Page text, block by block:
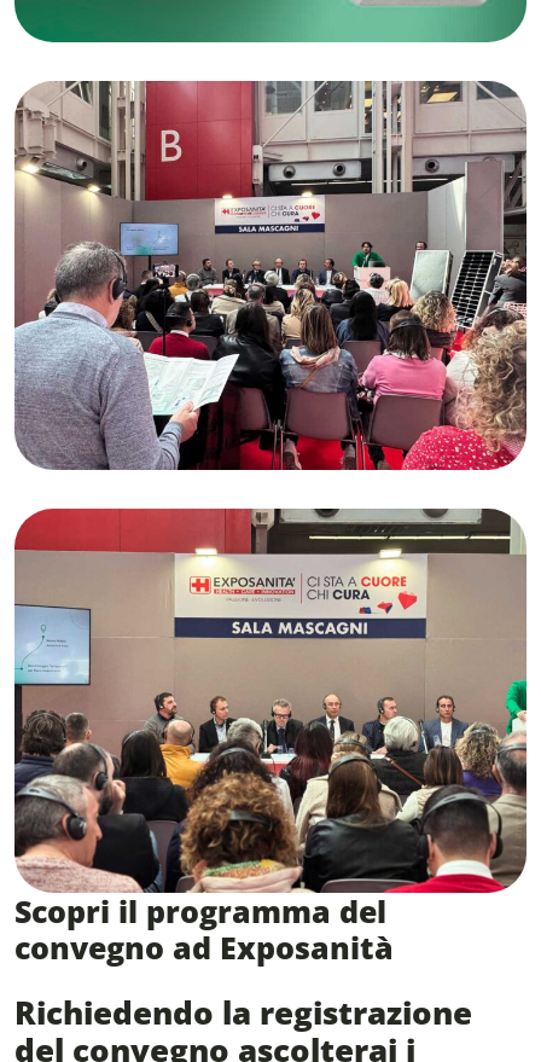
Scopri il programma del
convegno ad Exposanità
Richiedendo la registrazione
del convegno ascolterai i